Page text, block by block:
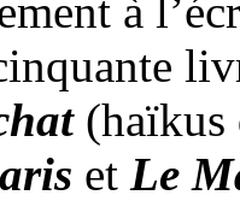
à
(haïkus
et Le